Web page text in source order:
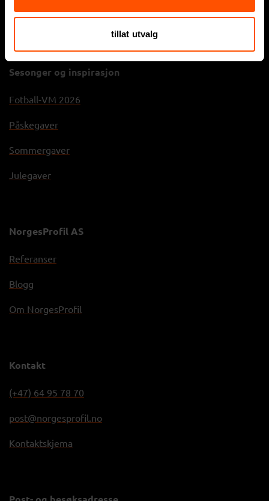
tillat utvalg
Sportsklær
Sesonger og inspirasjon
Fotball-VM 2026
Påskegaver
Sommergaver
Julegaver
NorgesProfil AS
Referanser
Blogg
Om NorgesProfil
Kontakt
(+47) 64 95 78 70
post@norgesprofil.no
Kontaktskjema